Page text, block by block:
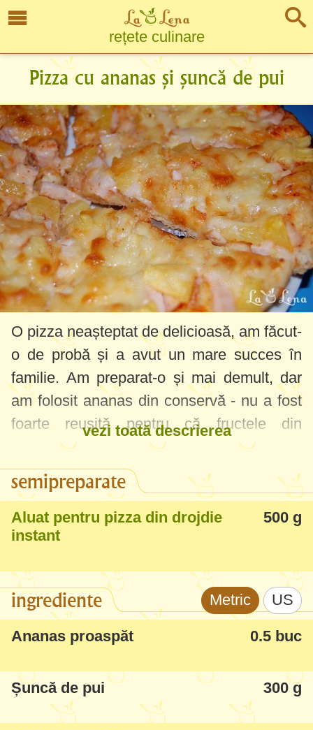
rețete culinare
Pizza cu ananas și șuncă de pui
O pizza neașteptat de delicioasă, am făcut-
o de probă și a avut un mare succes în
familie. Am preparat-o și mai demult, dar
am folosit ananas din conservă - nu a fost
foarte reușită pentru că fructele din
conservă sunt dulci. Dacă vreți rezultate
deosebite folosiți ananas proaspăt.
vezi toată descrierea
semipreparate
Aluat pentru pizza din drojdie
instant
500 g
ingrediente Metric US
Ananas proaspăt 0.5 buc
Șuncă de pui 300 g